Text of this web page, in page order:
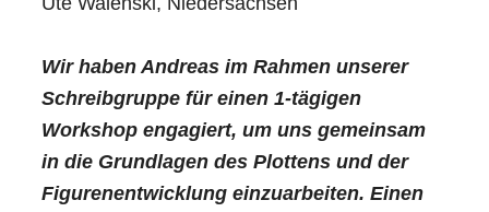
Wir haben Andreas im Rahmen unserer
Schreibgruppe für einen 1-tägigen
Workshop engagiert, um uns gemeinsam
in die Grundlagen des Plottens und der
Figurenentwicklung einzuarbeiten. Einen